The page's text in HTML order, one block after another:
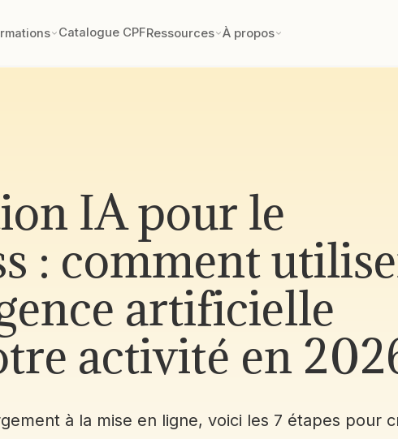
Catalogue CPFRessources À propos
IA pour le
: comment
artificielle
activité en
à la mise en ligne, voici les 7 étapes pour